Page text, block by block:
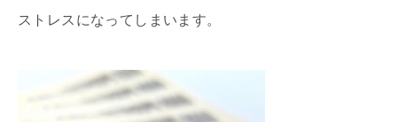
ストレスになってしまいます。